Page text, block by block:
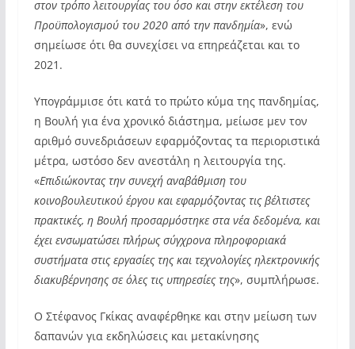
στον τρόπο λειτουργίας του όσο και στην εκτέλεση του
Προϋπολογισμού του 2020 από την πανδημία», ενώ
σημείωσε ότι θα συνεχίσει να επηρεάζεται και το
2021.
Υπογράμμισε ότι κατά το πρώτο κύμα της πανδημίας,
η Βουλή για ένα χρονικό διάστημα, μείωσε μεν τον
αριθμό συνεδριάσεων εφαρμόζοντας τα περιοριστικά
μέτρα, ωστόσο δεν ανεστάλη η λειτουργία της.
«Επιδιώκοντας την συνεχή αναβάθμιση του
κοινοβουλευτικού έργου και εφαρμόζοντας τις βέλτιστες
πρακτικές, η Βουλή προσαρμόστηκε στα νέα δεδομένα, και
έχει ενσωματώσει πλήρως σύγχρονα πληροφοριακά
συστήματα στις εργασίες της και τεχνολογίες ηλεκτρονικής
διακυβέρνησης σε όλες τις υπηρεσίες της», συμπλήρωσε.
Ο Στέφανος Γκίκας αναφέρθηκε και στην μείωση των
δαπανών για εκδηλώσεις και μετακίνησης